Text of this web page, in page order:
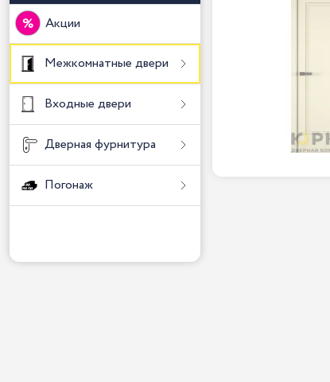
Акции
Межкомнатные двери
Входные двери
Дверная фурнитура
Погонаж